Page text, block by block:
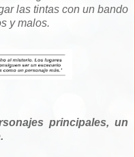
las tintas con un bando
y malos.
principales, un